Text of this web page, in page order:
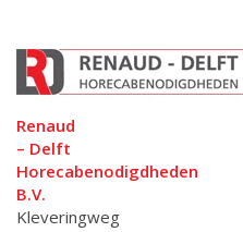
Renaud
– Delft
Horecabenodigdheden
B.V.
Kleveringweg